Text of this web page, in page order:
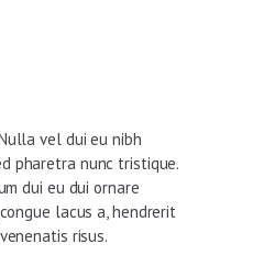
vel dui eu nibh
pharetra nunc tristique.
dui eu dui ornare
lacus a, hendrerit
risus.